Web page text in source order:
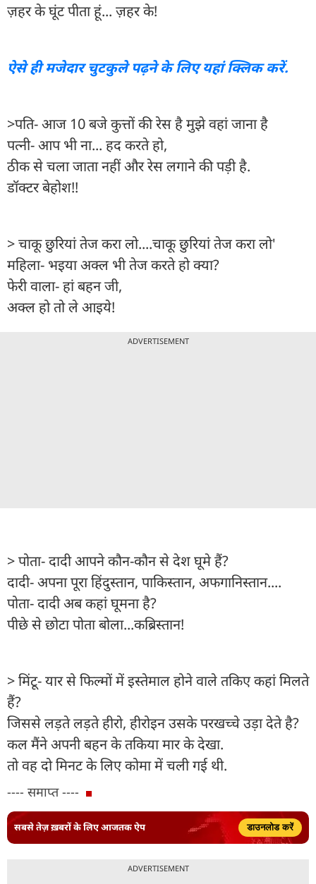
ज़हर के घूंट पीता हूं... ज़हर के!
ऐसे ही मजेदार चुटकुले पढ़ने के लिए यहां क्लिक करें.
>पति- आज 10 बजे कुत्तों की रेस है मुझे वहां जाना है
पत्नी- आप भी ना... हद करते हो,
ठीक से चला जाता नहीं और रेस लगाने की पड़ी है.
डॉक्टर बेहोश!!
> चाकू छुरियां तेज करा लो....चाकू छुरियां तेज करा लो'
महिला- भइया अक्ल भी तेज करते हो क्या?
फेरी वाला- हां बहन जी,
अक्ल हो तो ले आइये!
ADVERTISEMENT
> पोता- दादी आपने कौन-कौन से देश घूमे हैं?
दादी- अपना पूरा हिंदुस्तान, पाकिस्तान, अफगानिस्तान....
पोता- दादी अब कहां घूमना है?
पीछे से छोटा पोता बोला...कब्रिस्तान!
> मिंटू- यार से फिल्मों में इस्तेमाल होने वाले तकिए कहां मिलते
हैं?
जिससे लड़ते लड़ते हीरो, हीरोइन उसके परखच्चे उड़ा देते है?
कल मैंने अपनी बहन के तकिया मार के देखा.
तो वह दो मिनट के लिए कोमा में चली गई थी.
---- समाप्त ----
सबसे तेज़ ख़बरों के लिए आजतक ऐप डाउनलोड करें
ADVERTISEMENT